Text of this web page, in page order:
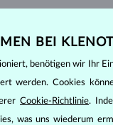
beliebteste Schliff
Baguette,
Unreinheiten eines
Einschlüssen,
BEI
benötigen wir Ihr
werden. Cookies
Cookie-Richtlinie.
was uns wiederum